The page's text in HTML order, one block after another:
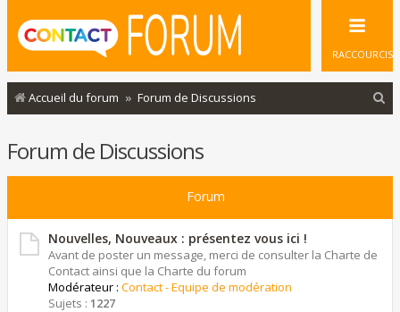
RACCOURCIS
Accueil du forum Forum de Discussions
r
Forum de Discussions
Forum
Nouvelles, Nouveaux : présentez vous ici !
Avant de poster un message, merci de consulter la Charte de
Contact ainsi que la Charte du forum
Modérateur : Contact - Equipe de modération
Sujets : 1227